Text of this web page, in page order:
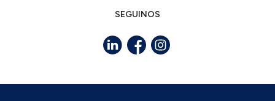
SEGUINOS